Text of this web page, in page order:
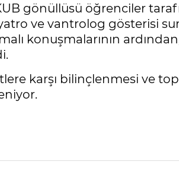
gönüllüsü öğrenciler
ve vantrolog gösterisi
konuşmalarının
karşı bilinçlenmesi ve